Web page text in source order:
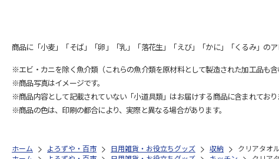
商品に「小麦」「そば」「卵」「乳」「落花生」「えび」「かに」「くるみ」の
※エビ・カニを除く魚介類（これらの魚介類を原材料として製造された加工品も
※商品写真はイメージです。
※商品内容として記載されていない「小道具類」はお届けする商品に含まれており
※商品の色は、印刷の都合により、実際と異なる場合があります。
ホーム よろずや・百市 日用雑貨・お役立ちグッズ 収納
クリアタオ